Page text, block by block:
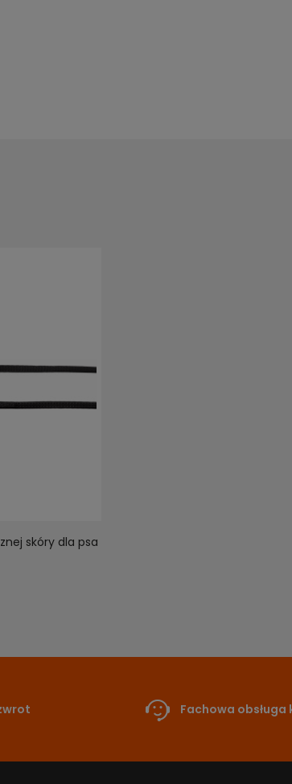
skóry dla psa
Fachowa obsługa